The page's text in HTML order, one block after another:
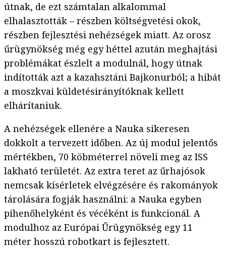
útnak, de ezt számtalan alkalommal
elhalasztották – részben költségvetési okok,
részben fejlesztési nehézségek miatt. Az orosz
űrügynökség még egy héttel azután meghajtási
problémákat észlelt a modulnál, hogy útnak
indították azt a kazahsztáni Bajkonurból; a hibát
a moszkvai küldetésirányítóknak kellett
elhárítaniuk.
A nehézségek ellenére a Nauka sikeresen
dokkolt a tervezett időben. Az új modul jelentős
mértékben, 70 köbméterrel növeli meg az ISS
lakható területét. Az extra teret az űrhajósok
nemcsak kísérletek elvégzésére és rakományok
tárolására fogják használni: a Nauka egyben
pihenőhelyként és vécéként is funkcionál. A
modulhoz az Európai Űrügynökség egy 11
méter hosszú robotkart is fejlesztett.